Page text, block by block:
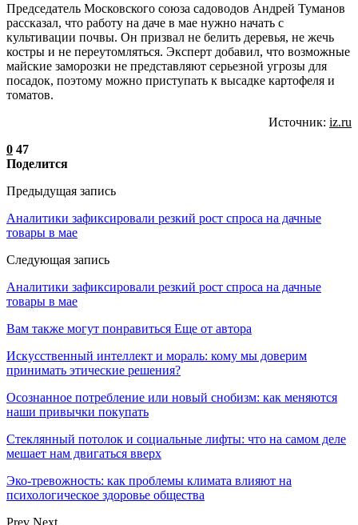
Председатель Московского союза садоводов Андрей Туманов
рассказал, что работу на даче в мае нужно начать с
культивации почвы. Он призвал не белить деревья, не жечь
костры и не переутомляться. Эксперт добавил, что возможные
майские заморозки не представляют серьезной угрозы для
посадок, поэтому можно приступать к высадке картофеля и
томатов.
Источник: iz.ru
0 47
Поделится
Предыдущая запись
Аналитики зафиксировали резкий рост спроса на дачные
товары в мае
Следующая запись
Аналитики зафиксировали резкий рост спроса на дачные
товары в мае
Вам также могут понравиться Еще от автора
Искусственный интеллект и мораль: кому мы доверим
принимать этические решения?
Осознанное потребление или новый снобизм: как меняются
наши привычки покупать
Стеклянный потолок и социальные лифты: что на самом деле
мешает нам двигаться вверх
Эко-тревожность: как проблемы климата влияют на
психологическое здоровье общества
Prev Next